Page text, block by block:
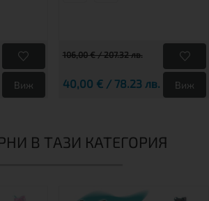
Виж
106,00 € / 207.32 лв.
40,00 € / 78.23 лв. Виж
В ТАЗИ КАТЕГОРИЯ